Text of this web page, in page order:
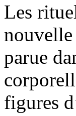
Les
nouvelle
parue
figures